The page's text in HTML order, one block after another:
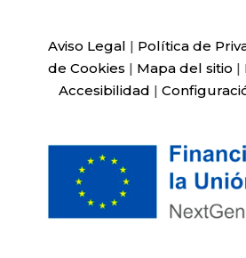
Aviso Legal | Política de
de Cookies | Mapa del sitio |
Accesibilidad |